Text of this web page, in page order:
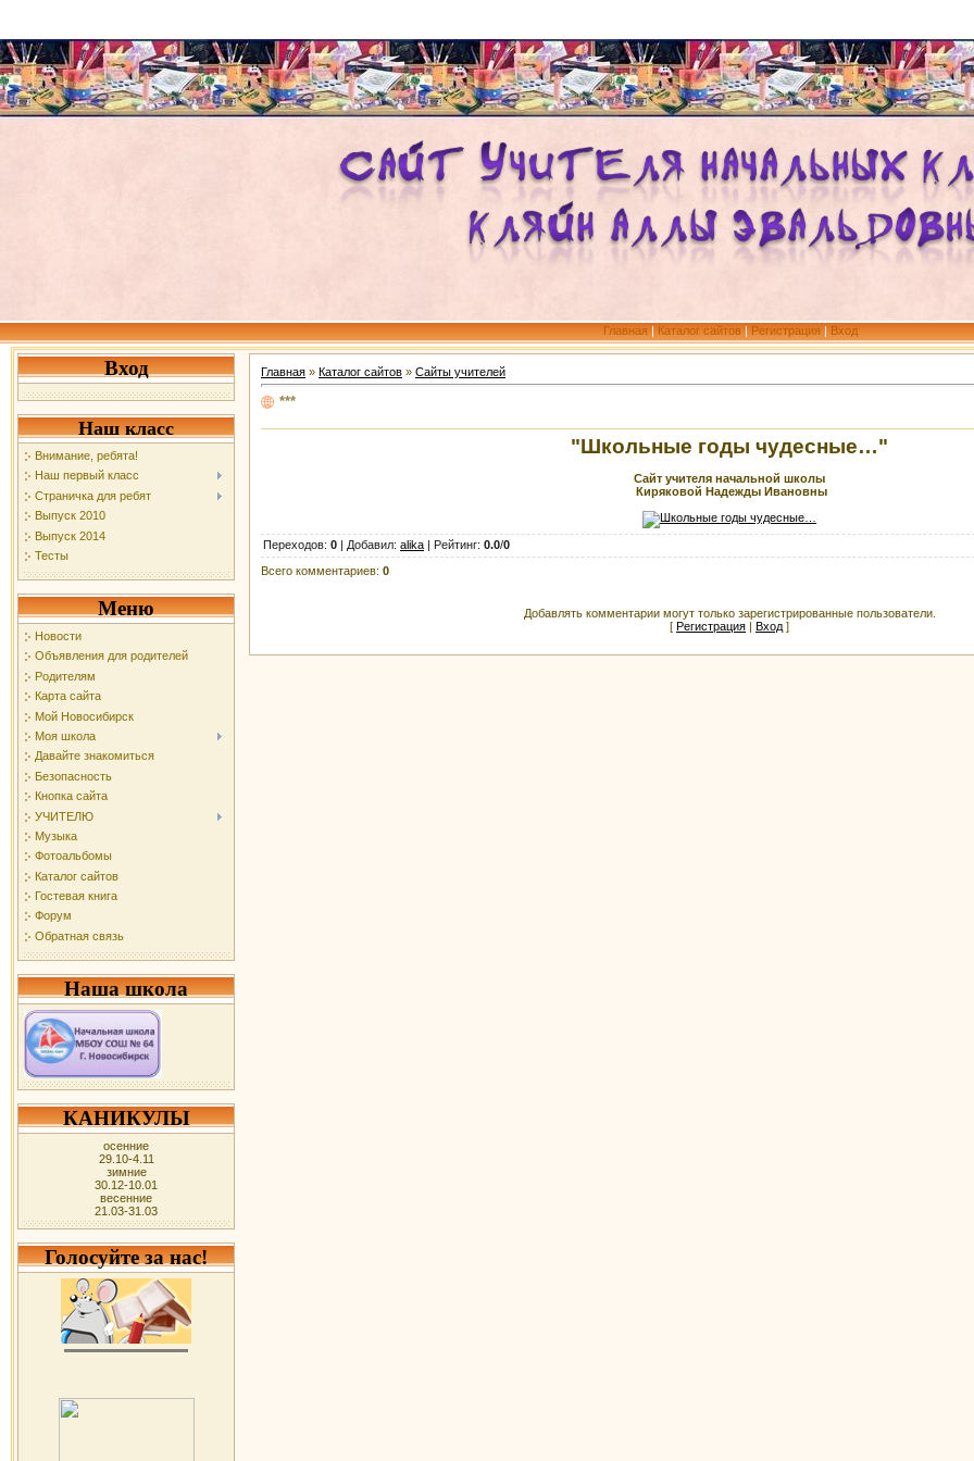
Главная | Каталог сайтов | Регистрация | Вход
Вход
Наш класс
Внимание, ребята!
Наш первый класс
Страничка для ребят
Выпуск 2010
Выпуск 2014
Тесты
Меню
Новости
Объявления для родителей
Родителям
Карта сайта
Мой Новосибирск
Моя школа
Давайте знакомиться
Безопасность
Кнопка сайта
УЧИТЕЛЮ
Музыка
Фотоальбомы
Каталог сайтов
Гостевая книга
Форум
Обратная связь
Наша школа
КАНИКУЛЫ
осенние
29.10-4.11
зимние
30.12-10.01
весенние
21.03-31.03
Голосуйте за нас!
Главная » Каталог сайтов » Сайты учителей
***
"Школьные годы чудесные…"
Сайт учителя начальной школы
Киряковой Надежды Ивановны
Переходов: 0 | Добавил: alika | Рейтинг: 0.0/0
Всего комментариев: 0
Добавлять комментарии могут только зарегистрированные пользователи.
[ Регистрация | Вход ]